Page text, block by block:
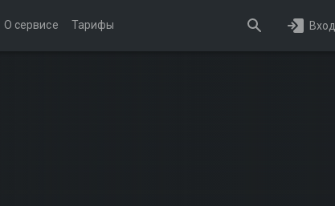
О сервисе Тарифы Вход